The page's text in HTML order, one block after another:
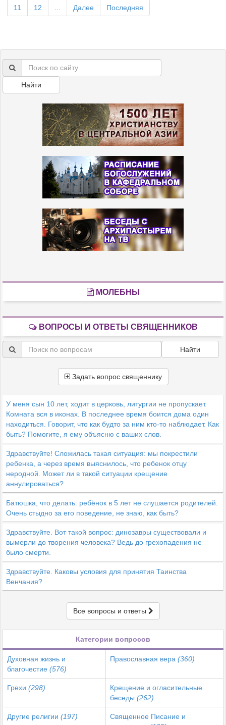
11 12 Далее Последняя
Найти
МОЛЕБНЫ
ВОПРОСЫ И ОТВЕТЫ СВЯЩЕННИКОВ
Найти
Задать вопрос священнику
У меня сын 10 лет, ходит в церковь, литургии не пропускает.
Комната вся в иконах. В последнее время боится дома один
находиться. Говорит, что как будто за ним кто-то наблюдает. Как
быть? Помогите, я ему объясню с ваших слов.
Здравствуйте! Сложилась такая ситуация: мы покрестили
ребенка, а через время выяснилось, что ребенок отцу
неродной. Может ли в такой ситуации крещение
аннулироваться?
Батюшка, что делать: ребёнок в 5 лет не слушается родителей.
Очень стыдно за его поведение, не знаю, как быть?
Здравствуйте. Вот такой вопрос: динозавры существовали и
вымерли до творения человека? Ведь до грехопадения не
было смерти.
Здравствуйте. Каковы условия для принятия Таинства
Венчания?
Все вопросы и ответы
Категории вопросов
Духовная жизнь и
благочестие (576)
Православная вера (360)
Грехи (298)
Крещение и огласительные
беседы (262)
Другие религии (197)
Священное Писание и